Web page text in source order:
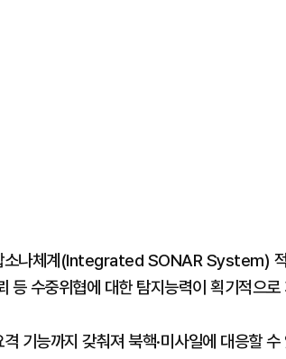
소나체계(Integrated SONAR System) 적
등 수중위협에 대한 탐지능력이 획기적으로
격 기능까지 갖춰져 북핵·미사일에 대응할